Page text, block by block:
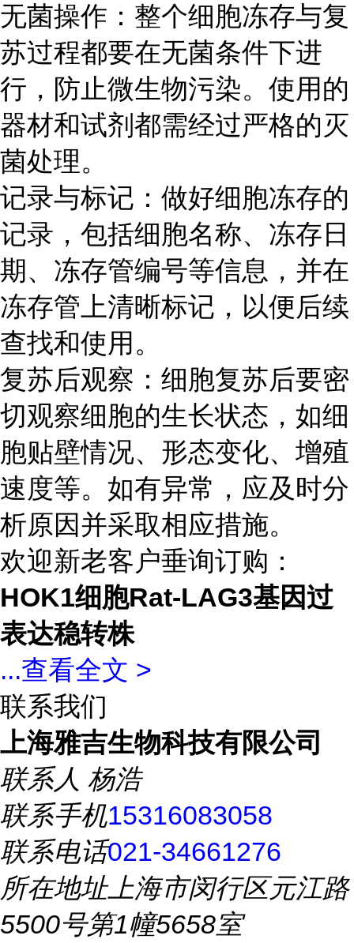
无菌操作：整个细胞冻存与复
苏过程都要在无菌条件下进
行，防止微生物污染。使用的
器材和试剂都需经过严格的灭
菌处理。
记录与标记：做好细胞冻存的
记录，包括细胞名称、冻存日
期、冻存管编号等信息，并在
冻存管上清晰标记，以便后续
查找和使用。
复苏后观察：细胞复苏后要密
切观察细胞的生长状态，如细
胞贴壁情况、形态变化、增殖
速度等。如有异常，应及时分
析原因并采取相应措施。
欢迎新老客户垂询订购：
HOK1细胞Rat-LAG3基因过
表达稳转株
...查看全文 >
联系我们
上海雅吉生物科技有限公司
联系人 杨浩
联系手机15316083058
联系电话021-34661276
所在地址上海市闵行区元江路
5500号第1幢5658室